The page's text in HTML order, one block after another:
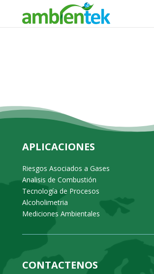
APLICACIONES
Riesgos Asociados a Gases
Analisis de Combustión
Tecnología de Procesos
Alcoholimetria
Mediciones Ambientales
CONTACTENOS